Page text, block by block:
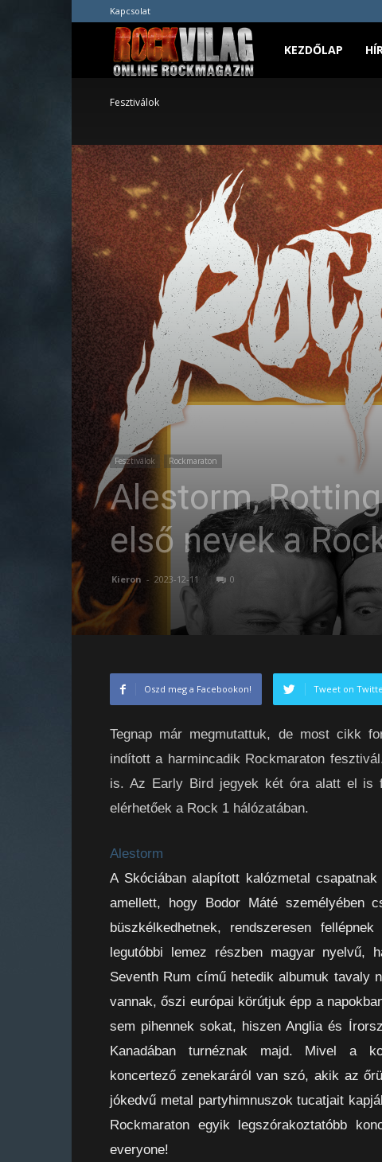
Kapcsolat
Rockvilág.hu
rockmagazin
KEZDŐLAP
Fesztiválok
Fesztiválok Rockmaraton
Alestorm,
első nevek a
Kieron - 2023-12-11 0
Oszd meg a Facebookon! Tweet on
Tegnap már megmutattuk, de most cikk
indított a harmincadik Rockmaraton
is. Az Early Bird jegyek két óra alatt el is
elérhetőek a Rock 1 hálózatában.
Alestorm
A Skóciában alapított kalózmetal
amellett, hogy Bodor Máté személyében
büszkélkedhetnek, rendszeresen
legutóbbi lemez részben magyar nyelvű,
Seventh Rum című hetedik albumuk tavaly
vannak, őszi európai körútjuk épp a
sem pihennek sokat, hiszen Anglia és
Kanadában turnéznak majd. Mivel a
koncertező zenekaráról van szó, akik az
jókedvű metal partyhimnuszok tucatjait
Rockmaraton egyik legszórakoztatóbb
everyone!